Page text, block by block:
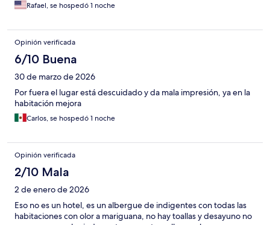
Rafael, se hospedó 1 noche
Opinión verificada
6/10 Buena
30 de marzo de 2026
Por fuera el lugar está descuidado y da mala impresión, ya en la
habitación mejora
Carlos, se hospedó 1 noche
Opinión verificada
2/10 Mala
2 de enero de 2026
Eso no es un hotel, es un albergue de indigentes con todas las
habitaciones con olor a mariguana, no hay toallas y desayuno no